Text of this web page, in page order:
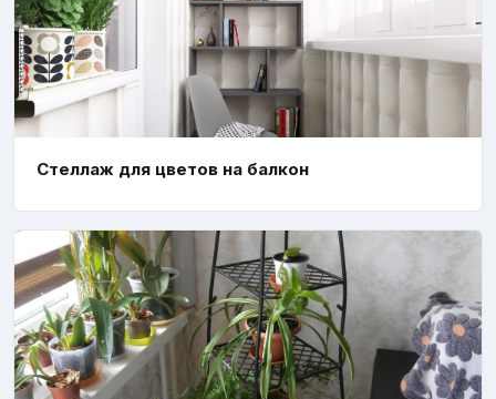
Стеллаж для цветов на балкон